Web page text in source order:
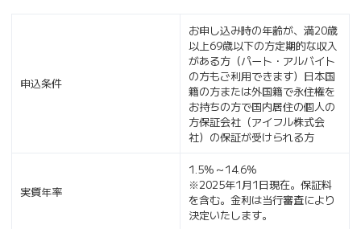
申込条件
お申し込み時の年齢が、満20歳
以上69歳以下の方定期的な収入
がある方（パート・アルバイト
の方もご利用できます）日本国
籍の方または外国籍で永住権を
お持ちの方で国内居住の個人の
方保証会社（アイフル株式会
社）の保証が受けられる方
実質年率
1.5%～14.6%
※2025年1月1日現在。保証料
を含む。金利は当行審査により
決定いたします。